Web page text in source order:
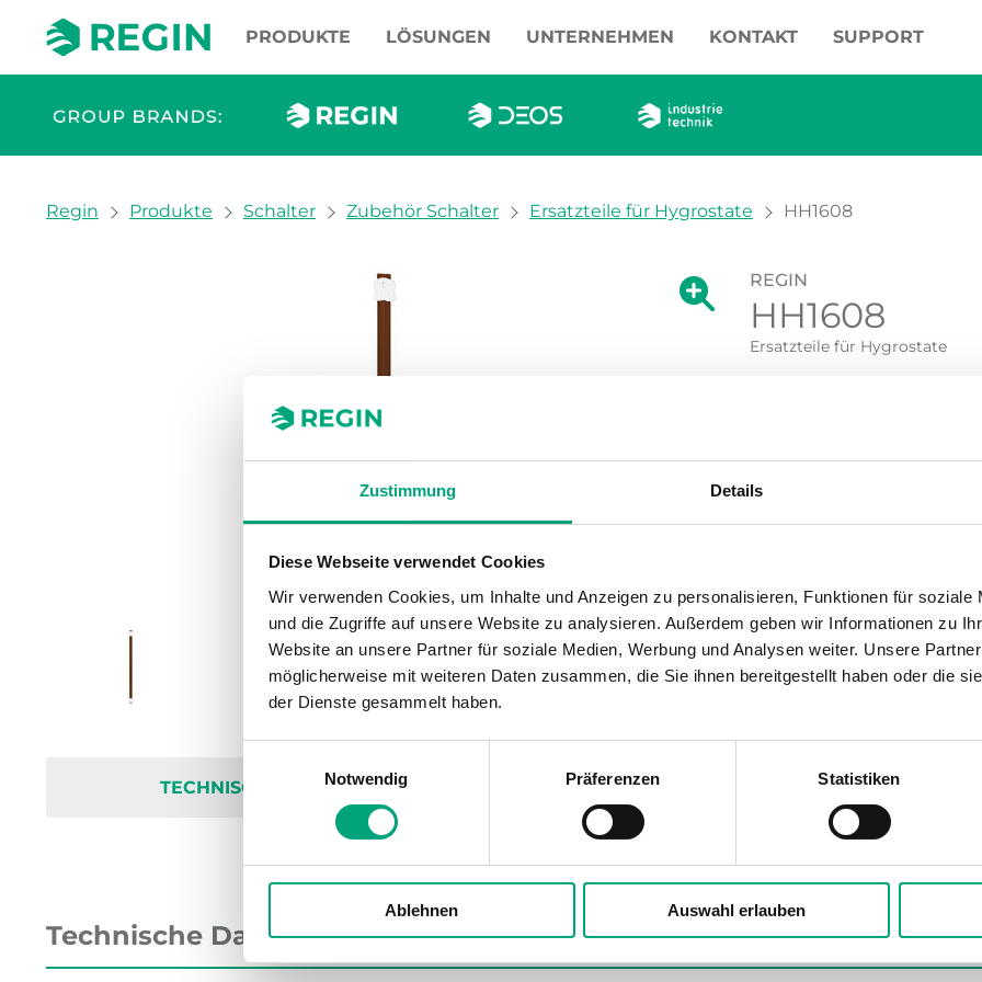
Zustimmung Details
Diese Webseite verwendet Cookies
Wir verwenden Cookies, um Inhalte und Anzeigen zu personalisieren, Funktionen für soziale
und die Zugriffe auf unsere Website zu analysieren. Außerdem geben wir Informationen zu
Website an unsere Partner für soziale Medien, Werbung und Analysen weiter. Unsere
möglicherweise mit weiteren Daten zusammen, die Sie ihnen bereitgestellt haben oder die
der Dienste gesammelt haben.
Notwendig
Präferenzen Statistiken
Ablehnen Auswahl erlauben
PRODUKTE LÖSUNGEN UNTERNEHMEN KONTAKT SUPPORT
You are here:
Regin Produkte Schalter Zubehör Schalter Ersatzteile für Hygrostate HH1608
Zeige große Version des Bildes.
Zeige große
REGIN
HH1608
Ersatzteile für Hygrostate
TECHNISCHE DATEN
Technische Daten